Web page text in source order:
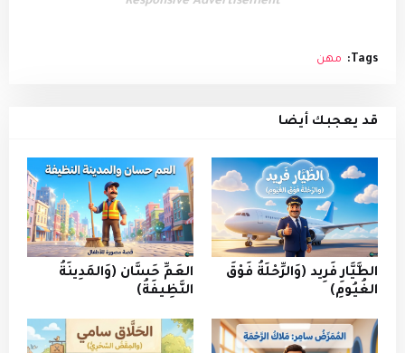
Tags: مهن
قد يعجبك أيضا
الطَّيَّارِ فَرِيد (وَالرِّحْلَةُ فَوْقَ
الغُيُومِ)
العَمِّ حَسَّان (وَالمَدِينَةُ
النَّظِيفَةُ)